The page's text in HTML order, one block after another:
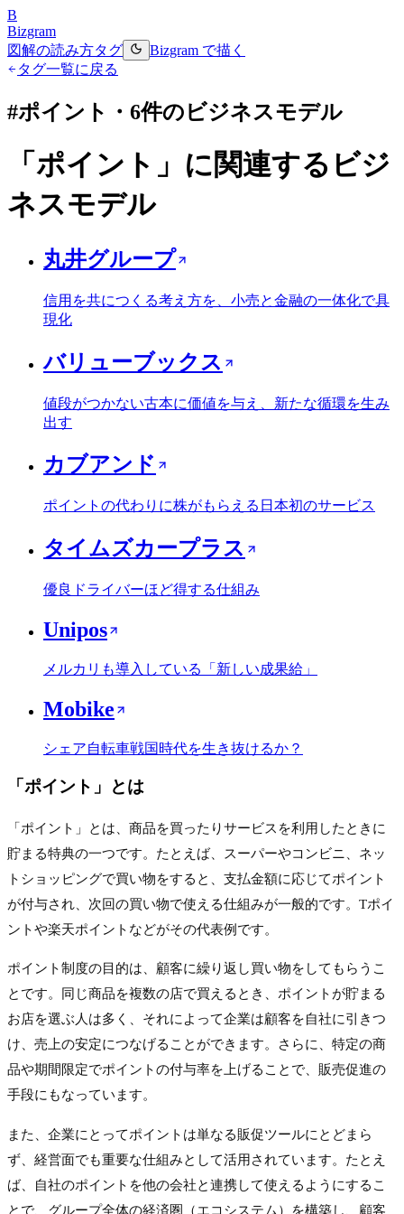
B
Bizgram
図解の読み方タグ
Bizgram で描く
タグ一覧に戻る
#ポイント ・ 6件のビジネスモデル
「 ポイント 」に関連するビジ
ネスモデル
丸井グループ
信用を共につくる考え方を、小売と金融の一体化で具
現化
バリューブックス
値段がつかない古本に価値を与え、新たな循環を生み
出す
カブアンド
ポイントの代わりに株がもらえる日本初のサービス
タイムズカープラス
優良ドライバーほど得する仕組み
Unipos
メルカリも導入している「新しい成果給」
Mobike
シェア自転車戦国時代を生き抜けるか？
「 ポイント 」とは
「ポイント」とは、商品を買ったりサービスを利用したときに
貯まる特典の一つです。たとえば、スーパーやコンビニ、ネッ
トショッピングで買い物をすると、支払金額に応じてポイント
が付与され、次回の買い物で使える仕組みが一般的です。Tポイ
ントや楽天ポイントなどがその代表例です。
ポイント制度の目的は、顧客に繰り返し買い物をしてもらうこ
とです。同じ商品を複数の店で買えるとき、ポイントが貯まる
お店を選ぶ人は多く、それによって企業は顧客を自社に引きつ
け、売上の安定につなげることができます。さらに、特定の商
品や期間限定でポイントの付与率を上げることで、販売促進の
手段にもなっています。
また、企業にとってポイントは単なる販促ツールにとどまら
ず、経営面でも重要な仕組みとして活用されています。たとえ
ば、自社のポイントを他の会社と連携して使えるようにするこ
とで、グループ全体の経済圏（エコシステム）を構築し、顧客